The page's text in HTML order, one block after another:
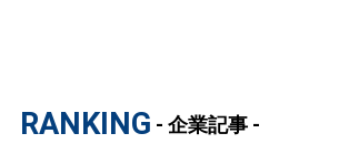
RANKING - 企業記事 -